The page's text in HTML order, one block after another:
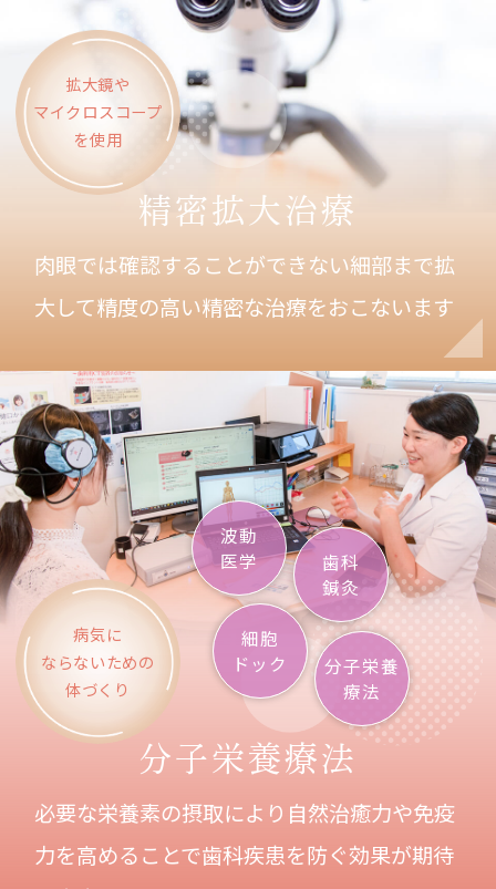
拡大鏡や
マイクロスコープ
を使用
精密拡大治療
肉眼では確認することができない細部まで拡
大して精度の高い精密な治療をおこないます
病気に
ならないための
体づくり
波動
医学
歯科
鍼灸
細胞
ドック
分子栄養
療法
分子栄養療法
必要な栄養素の摂取により自然治癒力や免疫
力を高めることで歯科疾患を防ぐ効果が期待